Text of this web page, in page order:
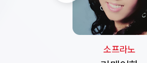
소프라노